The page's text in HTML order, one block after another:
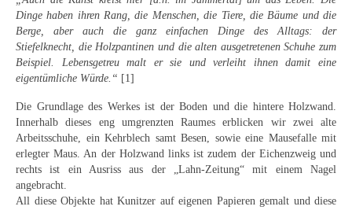
Expressiver Realismus
Motive
Abstraktion
Industrie & Arbeit
Mediterrane Landschaft
Norddeutsche Landschaften
Süddeutsche Landschaft
Dinge haben ihren Rang, die Menschen, die Tiere, die Bäume und die
Berge, aber auch die ganz einfachen Dinge des Alltags: der
Stiefelknecht, die Holzpantinen und die alten ausgetretenen Schuhe zum
Beispiel. Lebensgetreu malt er sie und verleiht ihnen damit eine
eigentümliche Würde.“ [1]
Die Grundlage des Werkes ist der Boden und die hintere Holzwand.
Innerhalb dieses eng umgrenzten Raumes erblicken wir zwei alte
Arbeitsschuhe, ein Kehrblech samt Besen, sowie eine Mausefalle mit
erlegter Maus. An der Holzwand links ist zudem der Eichenzweig und
rechts ist ein Ausriss aus der „Lahn-Zeitung“ mit einem Nagel
angebracht.
All diese Objekte hat Kunitzer auf eigenen Papieren gemalt und diese